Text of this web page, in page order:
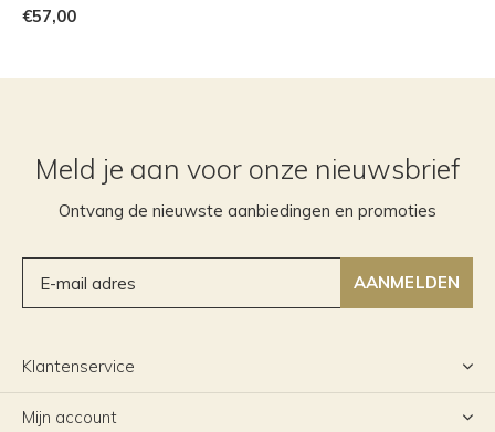
€57,00
Meld je aan voor onze nieuwsbrief
Ontvang de nieuwste aanbiedingen en promoties
AANMELDEN
Klantenservice
Mijn account